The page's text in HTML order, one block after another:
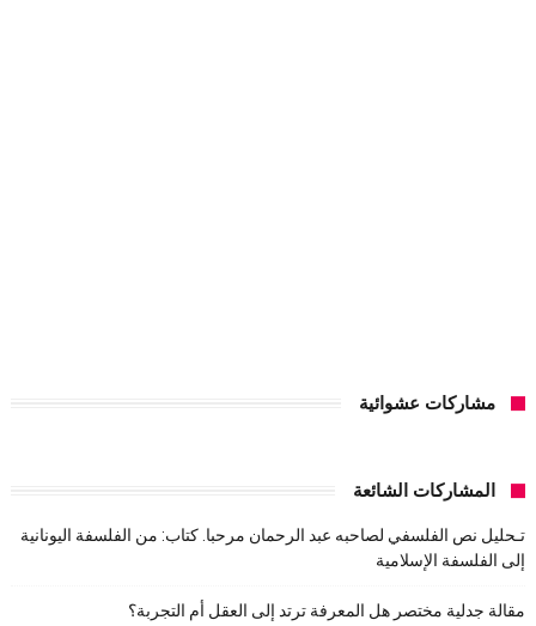
مشاركات عشوائية
المشاركات الشائعة
تـحليل نص الفلسفي لصاحبه عبد الرحمان مرحبا. كتاب: من الفلسفة اليونانية
إلى الفلسفة الإسلامية
مقالة جدلية مختصر هل المعرفة ترتد إلى العقل أم التجربة؟